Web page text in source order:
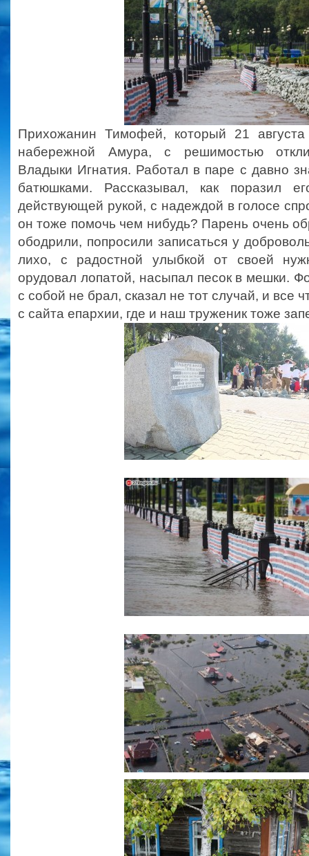
Прихожанин Тимофей, который 21
набережной Амура, с решимостью
Владыки Игнатия. Работал в паре с давно
батюшками. Рассказывал, как поразил
действующей рукой, с надеждой в голосе
он тоже помочь чем нибудь? Парень очень
ободрили, попросили записаться у
лихо, с радостной улыбкой от своей
орудовал лопатой, насыпал песок в мешки.
с собой не брал, сказал не тот случай, и
с сайта епархии, где и наш труженик тоже